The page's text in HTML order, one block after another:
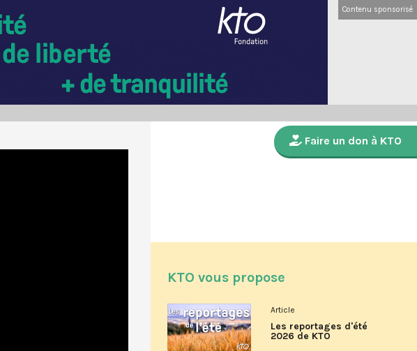
Contenu sponsorisé
Faire un don à KTO
KTO vous propose
Article
Les reportages d'été
2026 de KTO